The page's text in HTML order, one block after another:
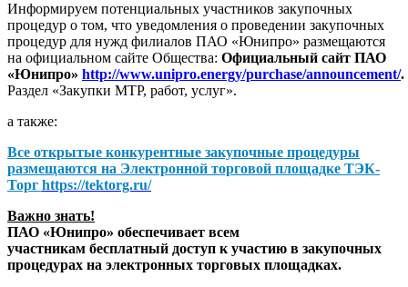
Информируем потенциальных участников закупочных
процедур о том, что уведомления о проведении закупочных
процедур для нужд филиалов ПАО «Юнипро» размещаются
на официальном сайте Общества: Официальный сайт ПАО
«Юнипро» http://www.unipro.energy/purchase/announcement/.
Раздел «Закупки МТР, работ, услуг».
а также:
Все открытые конкурентные закупочные процедуры
размещаются на Электронной торговой площадке ТЭК-
Торг https://tektorg.ru/
Важно знать!
ПАО «Юнипро» обеспечивает всем
участникам бесплатный доступ к участию в закупочных
процедурах на электронных торговых площадках.